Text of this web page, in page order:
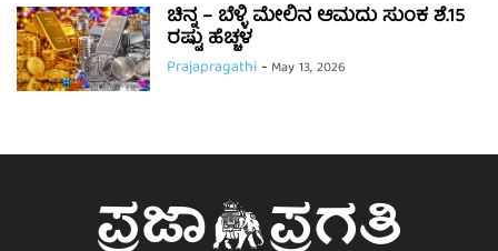
ಚಿನ್ನ – ಬೆಳ್ಳಿ ಮೇಲಿನ ಆಮದು ಸುಂಕ ಶೆ.15
ರಷ್ಟು ಹೆಚ್ಚಳ
Prajapragathi- May 13, 2026